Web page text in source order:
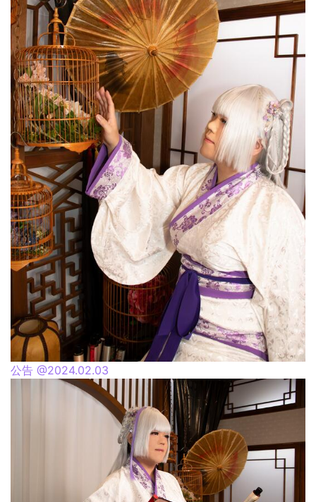
公告 @2024.02.03